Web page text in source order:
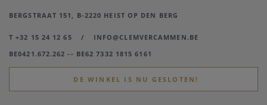
BERGSTRAAT 151, B-2220 HEIST OP DEN BERG
T +32 15 24 12 65 /
INFO@CLEMVERCAMMEN.BE
BE0421.672.262 -- BE62 7332 1815 6161
DE WINKEL IS NU GESLOTEN!